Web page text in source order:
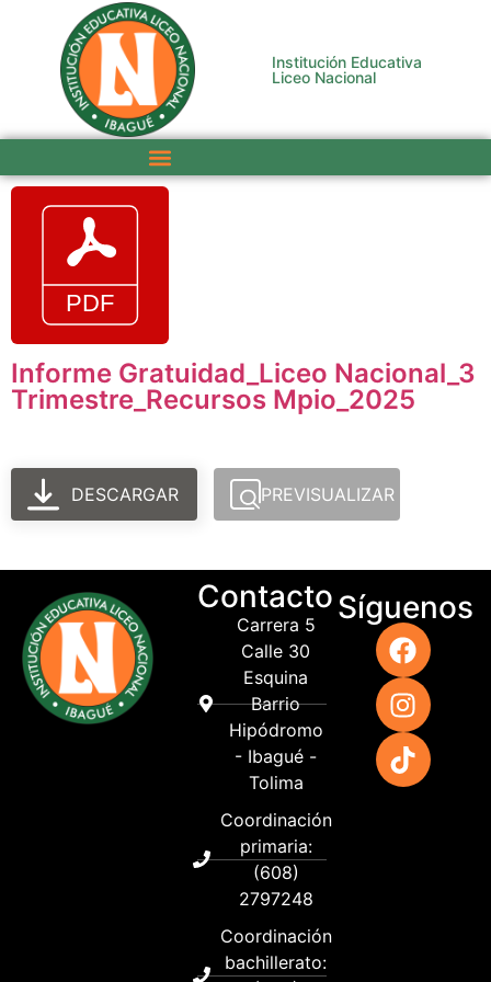
Institución Educativa
Liceo Nacional
Informe Gratuidad_Liceo Nacional_3
Trimestre_Recursos Mpio_2025
DESCARGAR PREVISUALIZAR
Contacto
Carrera 5
Calle 30
Esquina
Barrio
Hipódromo
- Ibagué -
Tolima
Coordinación
primaria:
(608)
2797248
Coordinación
bachillerato:
Síguenos